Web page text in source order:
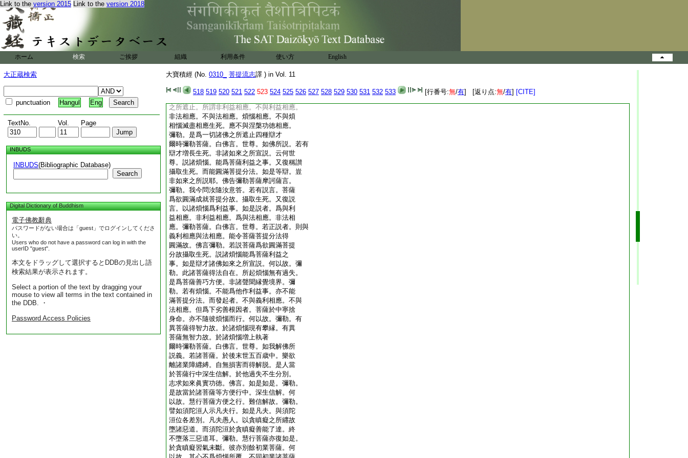
Link to the version 2015 Link to the version 2018
ホーム 検索 ご挨拶 組織 利用条件 使い方 English
大正蔵検索
punctuation Hangul Eng
TextNo. Vol. Page
INBUDS
INBUDS(Bibliographic Database)
Search
Digital Dictionary of Buddhism
電子佛教辭典
パスワードがない場合は「guest」でログインしてくださ
い。
Users who do not have a password can log in with the
userID "guest".
本文をドラッグして選択するとDDBの見出し語
検索結果が表示されます。
Select a portion of the text by dragging your
mouse to view all terms in the text contained in
the DDB. ・
Password Access Policies
大寶積經 (No. 0310_ 菩提流志譯 ) in Vol. 11
518 519 520 521 522 523 524 525 526 527 528 529 530 531 532 533 [行番号:無/有] [返り点:無/有] [CITE]
等。有信順心。當於是人而生佛想。作教師
想。亦於是人聽受其法。何以故。是人所説。
當知皆是一切如來之所宣説。一切諸佛誠
實之語。彌勒。若有誹謗此四辯才。言非佛
説。不生尊重恭敬之心。是人以怨憎故。於
彼一切諸佛如來所説辯才。皆生誹謗。誹謗
法已作壞法業。作壞法已當墮惡道。是故彌
勒。若有淨信諸善男子。爲欲解脱誹謗正法
業因縁者。不以憎嫉人故而憎嫉於法。不以
人過失故而於法生過。不以於人怨故而於
之所遮止。所謂非利益相應。不與利益相應。
非法相應。不與法相應。煩惱相應。不與煩
相惱滅盡相應生死。應不與涅槃功徳相應。
彌勒。是爲一切諸佛之所遮止四種辯才
爾時彌勒菩薩。白佛言。世尊。如佛所説。若有
辯才増長生死。非諸如來之所宣説。云何世
尊。説諸煩惱。能爲菩薩利益之事。又復稱讃
攝取生死。而能圓滿菩提分法。如是等辯。豈
非如來之所説耶。佛告彌勒菩薩摩訶薩言。
彌勒。我今問汝隨汝意答。若有説言。菩薩
爲欲圓滿成就菩提分故。攝取生死。又復説
言。以諸煩惱爲利益事。如是説者。爲與利
益相應。非利益相應。爲與法相應。非法相
應。彌勒菩薩。白佛言。世尊。若正説者。則與
義利相應與法相應。能令菩薩菩提分法得
圓滿故。佛言彌勒。若説菩薩爲欲圓滿菩提
分故攝取生死。説諸煩惱能爲菩薩利益之
事。如是辯才諸佛如來之所宣説。何以故。彌
勒。此諸菩薩得法自在。所起煩惱無有過失。
是爲菩薩善巧方便。非諸聲聞縁覺境界。彌
勒。若有煩惱。不能爲他作利益事。亦不能
滿菩提分法。而發起者。不與義利相應。不與
法相應。但爲下劣善根因者。菩薩於中寧捨
身命。亦不隨彼煩惱而行。何以故。彌勒。有
異菩薩得智力故。於諸煩惱現有攀縁。有異
菩薩無智力故。於諸煩惱増上執著
爾時彌勒菩薩。白佛言。世尊。如我解佛所
説義。若諸菩薩。於後末世五百歳中。樂欲
離諸業障纒縛。自無損害而得解脱。是人當
於菩薩行中深生信解。於他過失不生分別。
志求如來眞實功徳。佛言。如是如是。彌勒。
是故當於諸菩薩等方便行中。深生信解。何
以故。慧行菩薩方便之行。難信解故。彌勒。
譬如須陀洹人示凡夫行。如是凡夫。與須陀
洹位各差別。凡夫愚人。以貪瞋癡之所纒故
墮諸惡道。而須陀洹於貪瞋癡善能了達。終
不墮落三惡道耳。彌勒。慧行菩薩亦復如是。
於貪瞋癡習氣未斷。彼亦別餘初業菩薩。何